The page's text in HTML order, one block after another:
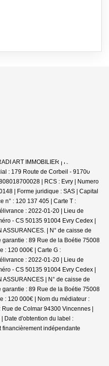
ART IMMOBILIER | Raison
: 179 Route de Corbeil - 91700
| RCS : Evry | Numero
| Forme juridique : SAS | Capital
n° : 120 137 405 | Carte T :
: 2022-01-20 | Lieu de
- CS 50135 91004 Evry Cedex |
| N° de caisse de
: 89 Rue de la Boétie 75008
: 120 000€ | Carte G :
: 2022-01-20 | Lieu de
- CS 50135 91004 Evry Cedex |
| N° de caisse de
: 89 Rue de la Boétie 75008
: 120 000€ | Nom du médiateur :
de Colmar 94300 Vincennes |
| Date d'obtention du label :
financièrement indépendante